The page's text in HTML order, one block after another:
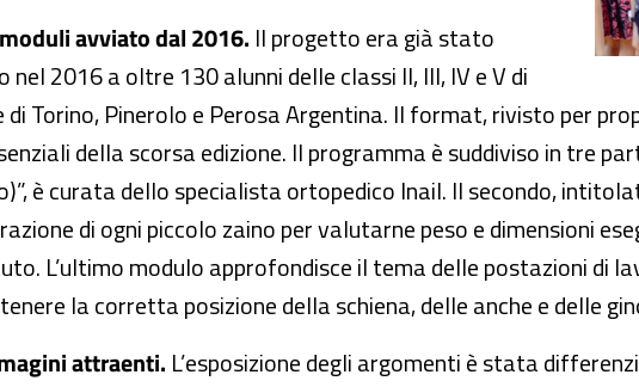
avviato dal 2016. Il progetto era già stato
nel 2016 a oltre 130 alunni delle classi II, III, IV e V di
di Torino, Pinerolo e Perosa Argentina. Il format, rivisto per
della scorsa edizione. Il programma è suddiviso in tre
è curata dello specialista ortopedico Inail. Il secondo,
di ogni piccolo zaino per valutarne peso e dimensioni
L’ultimo modulo approfondisce il tema delle postazioni di
la corretta posizione della schiena, delle anche e delle
attraenti. L’esposizione degli argomenti è stata